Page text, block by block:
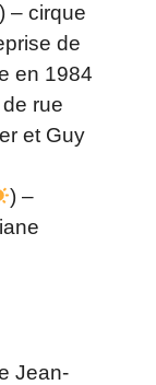
) – cirque
de
en 1984
rue
et Guy
) –
Jean-